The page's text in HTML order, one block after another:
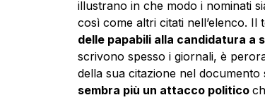
illustrano in che modo i nominati
così come altri citati nell’elenco.
delle papabili alla candidatura a
scrivono spesso i giornali, è
della sua citazione nel
sembra più un attacco politico